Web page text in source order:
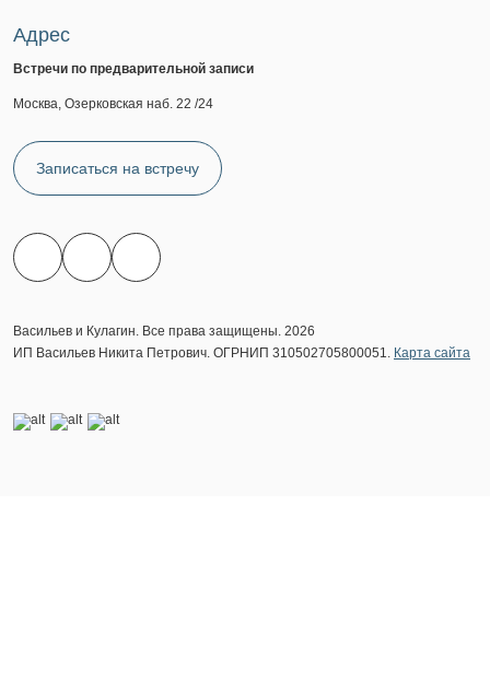
Адрес
Встречи по предварительной записи
Москва, Озерковская наб. 22 /24
Записаться на встречу
Васильев и Кулагин. Все права защищены. 2026
ИП Васильев Никита Петрович. ОГРНИП 310502705800051. Карта сайта